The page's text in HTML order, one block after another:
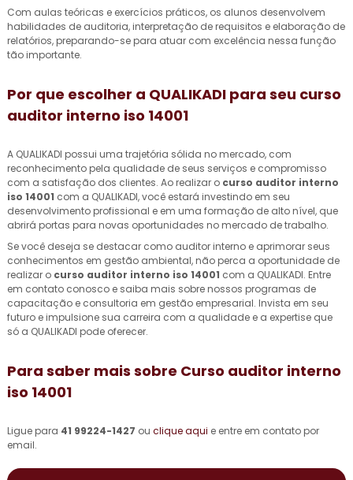
Com aulas teóricas e exercícios práticos, os alunos desenvolvem
habilidades de auditoria, interpretação de requisitos e elaboração de
relatórios, preparando-se para atuar com excelência nessa função
tão importante.
Por que escolher a QUALIKADI para seu curso
auditor interno iso 14001
A QUALIKADI possui uma trajetória sólida no mercado, com
reconhecimento pela qualidade de seus serviços e compromisso
com a satisfação dos clientes. Ao realizar o curso auditor interno
iso 14001 com a QUALIKADI, você estará investindo em seu
desenvolvimento profissional e em uma formação de alto nível, que
abrirá portas para novas oportunidades no mercado de trabalho.
Se você deseja se destacar como auditor interno e aprimorar seus
conhecimentos em gestão ambiental, não perca a oportunidade de
realizar o curso auditor interno iso 14001 com a QUALIKADI. Entre
em contato conosco e saiba mais sobre nossos programas de
capacitação e consultoria em gestão empresarial. Invista em seu
futuro e impulsione sua carreira com a qualidade e a expertise que
só a QUALIKADI pode oferecer.
Para saber mais sobre Curso auditor interno
iso 14001
Ligue para 41 99224-1427 ou clique aqui e entre em contato por
email.